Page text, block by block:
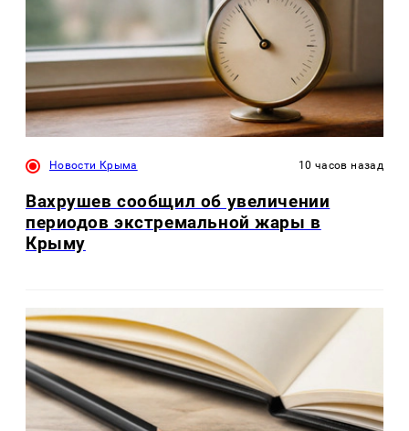
Новости Крыма 10 часов назад
Вахрушев сообщил об увеличении
периодов экстремальной жары в
Крыму